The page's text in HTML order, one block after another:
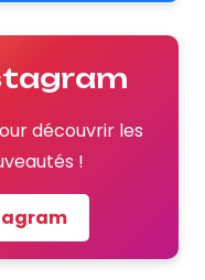
découvrir les
!